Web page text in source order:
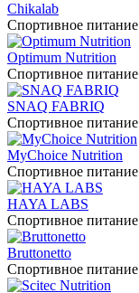
Chikalab
Спортивное питание
Optimum Nutrition
Спортивное питание
SNAQ FABRIQ
Спортивное питание
MyChoice Nutrition
Спортивное питание
HAYA LABS
Спортивное питание
Bruttonetto
Спортивное питание